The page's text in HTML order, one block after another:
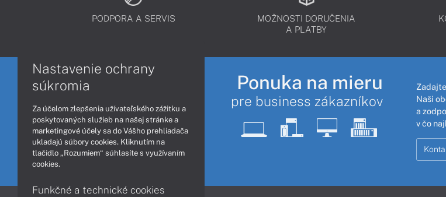
PODPORA A SERVIS
MOŽNOSTI DORUČENIA
A PLATBY
Ponuka na mieru
pre business zákazníkov
Naši
a
v čo
Nastavenie ochrany
súkromia
Za účelom zlepšenia užívateľského zážitku a
poskytovaných služieb na našej stránke a
marketingové účely sa do Vášho prehliadača
ukladajú súbory cookies. Kliknutím na
tlačidlo „Rozumiem“ súhlasíte s využívaním
cookies.
Funkčné a technické cookies